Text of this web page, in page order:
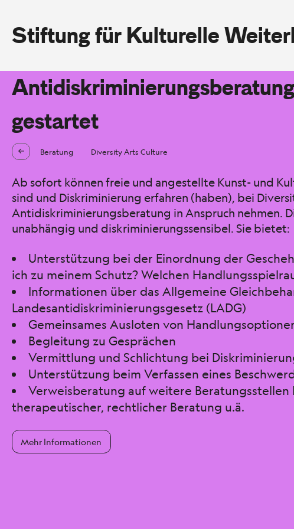
Stiftung für Kulturelle
gestartet
Beratung Diversity Arts Culture
Ab sofort können freie und angestellte Kunst- und
sind und Diskriminierung erfahren (haben), bei
Antidiskriminierungsberatung in Anspruch nehmen.
unabhängig und diskriminierungssensibel. Sie bietet:
Unterstützung bei der Einordnung der
ich zu meinem Schutz? Welchen
Informationen über das Allgemeine
Landesantidiskriminierungsgesetz (LADG)
Gemeinsames Ausloten von
Begleitung zu Gesprächen
Vermittlung und Schlichtung bei
Unterstützung beim Verfassen eines
Verweisberatung auf weitere Beratungsstellen
therapeutischer, rechtlicher Beratung u.ä.
Mehr Informationen